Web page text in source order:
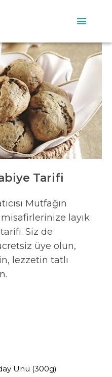
Tarifi
Mutfağın
misafirlerinize layık
Siz de
üye olun,
lezzetin tatlı
Unu (300g)